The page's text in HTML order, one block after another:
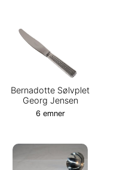
Bernadotte Sølvplet
Georg Jensen
6 emner